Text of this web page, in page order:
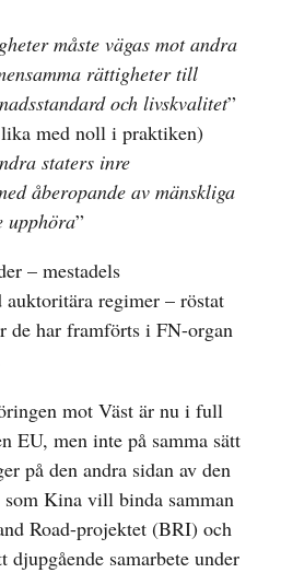
måste vägas mot andra
rättigheter till
och livskvalitet”
med noll i praktiken)
staters inre
åberopande av mänskliga
upphöra”
– mestadels
regimer – röstat
de har framförts i FN-organ
mot Väst är nu i full
EU, men inte på samma sätt
på den andra sidan av den
som Kina vill binda samman
Road-projektet (BRI) och
samarbete under